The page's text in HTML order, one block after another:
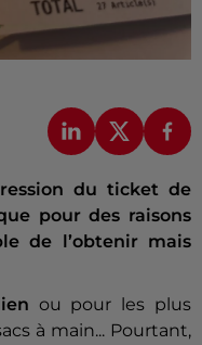
du ticket de
pour des raisons
de l’obtenir mais
ou pour les plus
à main... Pourtant,